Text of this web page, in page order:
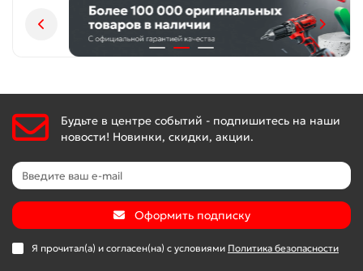
Будьте в центре событий - подпишитесь на наши
новости! Новинки, скидки, акции.
Оформить подписку
Я прочитал(а) и согласен(на) с условиями Политика безопасности